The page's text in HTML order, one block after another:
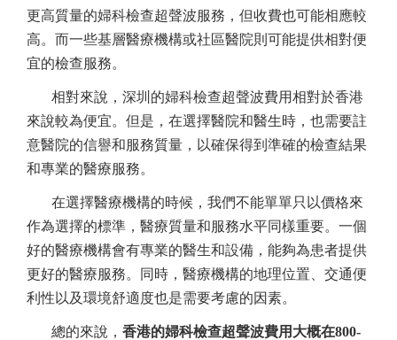
更高質量的婦科檢查超聲波服務，但收費也可能相應較
高。而一些基層醫療機構或社區醫院則可能提供相對便
宜的檢查服務。
相對來說，深圳的婦科檢查超聲波費用相對於香港
來說較為便宜。但是，在選擇醫院和醫生時，也需要註
意醫院的信譽和服務質量，以確保得到準確的檢查結果
和專業的醫療服務。
在選擇醫療機構的時候，我們不能單單只以價格來
作為選擇的標準，醫療質量和服務水平同樣重要。一個
好的醫療機構會有專業的醫生和設備，能夠為患者提供
更好的醫療服務。同時，醫療機構的地理位置、交通便
利性以及環境舒適度也是需要考慮的因素。
總的來說， 香港的婦科檢查超聲波費用大概在800-